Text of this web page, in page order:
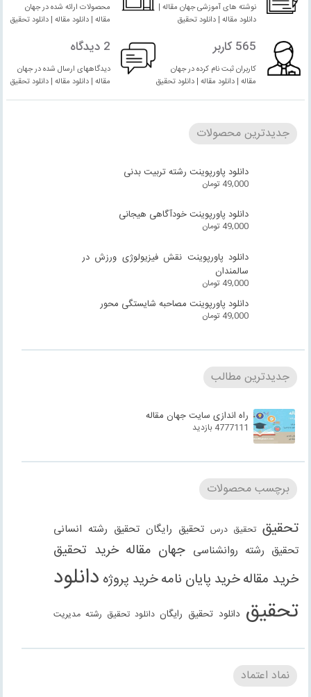
نوشته های آموزشی جهان مقاله |
دانلود مقاله | دانلود تحقیق
محصولات ارائه شده در جهان
مقاله | دانلود مقاله | دانلود تحقیق
565 کاربر
کاربران ثبت نام کرده در جهان
مقاله | دانلود مقاله | دانلود تحقیق
2 دیدگاه
دیدگاههای ارسال شده در جهان
مقاله | دانلود مقاله | دانلود تحقیق
جدیدترین محصولات
دانلود پاورپوینت رشته تربیت بدنی
49,000 تومان
دانلود پاورپوینت خودآگاهی هیجانی
49,000 تومان
دانلود پاورپوینت نقش فیزیولوژی ورزش در
سالمندان
49,000 تومان
دانلود پاورپوینت مصاحبه شایستگی محور
49,000 تومان
جدیدترین مطالب
راه اندازی سایت جهان مقاله
4777111 بازدید
برچسب محصولات
تحقیق تحقیق درس تحقیق رایگان تحقیق رشته انسانی
تحقیق رشته روانشناسی جهان مقاله خرید تحقیق
خرید مقالهخرید پایان نامهخرید پروژه دانلود
تحقیق دانلود تحقیق رایگان دانلود تحقیق رشته مدیریت
دانلود مقاله دانلود مقاله رایگان دانلود مقاله رشته
انسانی دانلود مقاله رشته علوم انسانی
نماد اعتماد